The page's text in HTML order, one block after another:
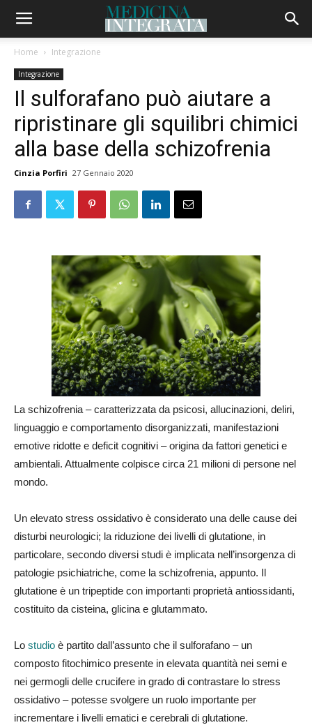
Home Integrazione
Integrazione
Il sulforafano può aiutare a
ripristinare gli squilibri chimici
alla base della schizofrenia
Cinzia Porfiri 27 Gennaio 2020
La schizofrenia – caratterizzata da psicosi, allucinazioni, deliri,
linguaggio e comportamento disorganizzati, manifestazioni
emotive ridotte e deficit cognitivi – origina da fattori genetici e
ambientali. Attualmente colpisce circa 21 milioni di persone nel
mondo.
Un elevato stress ossidativo è considerato una delle cause dei
disturbi neurologici; la riduzione dei livelli di glutatione, in
particolare, secondo diversi studi è implicata nell’insorgenza di
patologie psichiatriche, come la schizofrenia, appunto. Il
glutatione è un tripeptide con importanti proprietà antiossidanti,
costituito da cisteina, glicina e glutammato.
Lo studio è partito dall’assunto che il sulforafano – un
composto fitochimico presente in elevata quantità nei semi e
nei germogli delle crucifere in grado di contrastare lo stress
ossidativo – potesse svolgere un ruolo importante per
incrementare i livelli ematici e cerebrali di glutatione.